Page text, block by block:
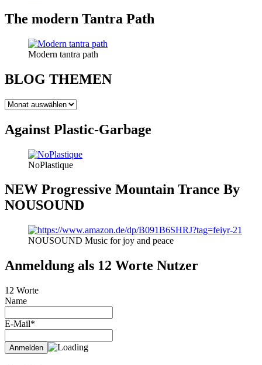
The modern Tantra Path
Modern tantra path
BLOG THEMEN
BLOG
Against Plastic-Garbage
NoPlastique
NEW Progressive Mountain Trance By
NOUSOUND
NOUSOUND Music for joy and peace
Anmeldung als 12 Worte Nutzer
12 Worte
Name
E-Mail*